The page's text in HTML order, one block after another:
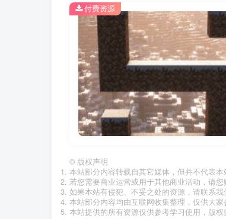
付费资源
© 版权声明
本站部分内容转载自其它媒体，但并不代表本
若您需要商业运营或用于其他商业活动，请您
如果本站有侵犯、不妥之处的资源，请联系我
本站部分内容均由互联网收集整理，仅供大
本站提供的所有资源仅供参考学习使用，版